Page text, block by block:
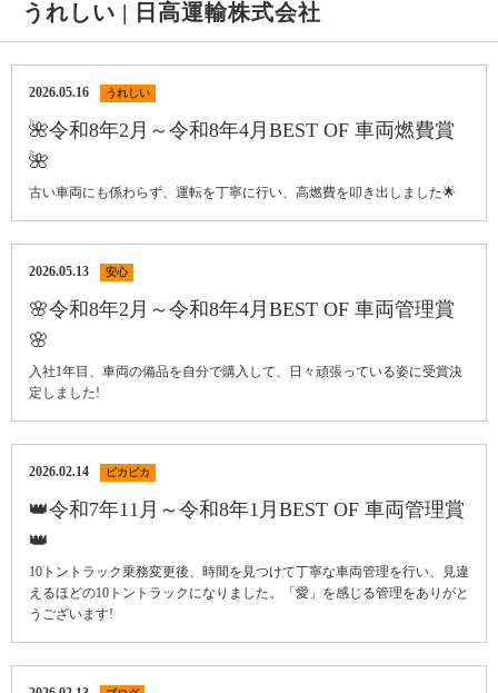
うれしい | 日高運輸株式会社
2026.05.16 うれしい
🌺令和8年2月～令和8年4月BEST OF 車両燃費賞
🌺
古い車両にも係わらず、運転を丁寧に行い、高燃費を叩き出しました🌟
2026.05.13 安心
🌸令和8年2月～令和8年4月BEST OF 車両管理賞
🌸
入社1年目、車両の備品を自分で購入して、日々頑張っている姿に受賞決
定しました!
2026.02.14 ピカピカ
👑令和7年11月～令和8年1月BEST OF 車両管理賞
👑
10トントラック乗務変更後、時間を見つけて丁寧な車両管理を行い、見違
えるほどの10トントラックになりました。「愛」を感じる管理をありがと
うございます!